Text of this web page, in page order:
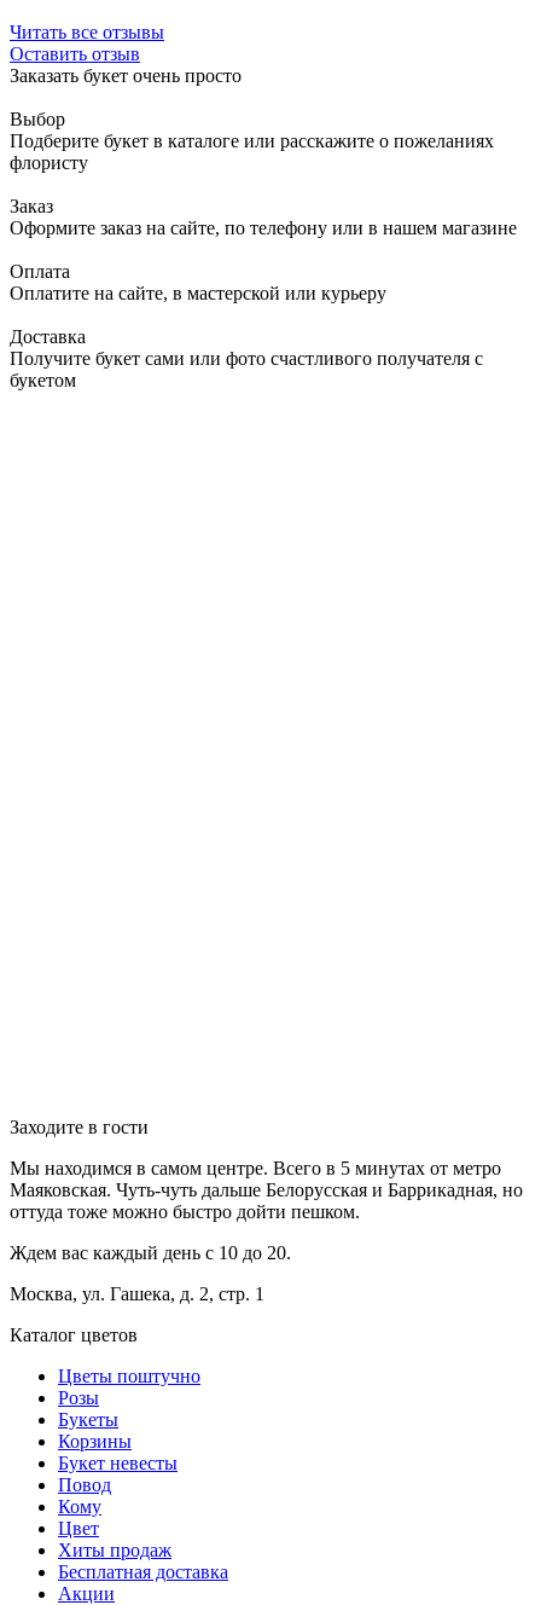
Читать все отзывы
Оставить отзыв
Заказать букет очень просто
Выбор
Подберите букет в каталоге или расскажите о пожеланиях
флористу
Заказ
Оформите заказ на сайте, по телефону или в нашем магазине
Оплата
Оплатите на сайте, в мастерской или курьеру
Доставка
Получите букет сами или фото счастливого получателя с
букетом
Заходите в гости
Мы находимся в самом центре. Всего в 5 минутах от метро
Маяковская. Чуть-чуть дальше Белорусская и Баррикадная, но
оттуда тоже можно быстро дойти пешком.
Ждем вас каждый день с 10 до 20.
Москва, ул. Гашека, д. 2, стр. 1
Каталог цветов
Цветы поштучно
Розы
Букеты
Корзины
Букет невесты
Повод
Кому
Цвет
Хиты продаж
Бесплатная доставка
Акции